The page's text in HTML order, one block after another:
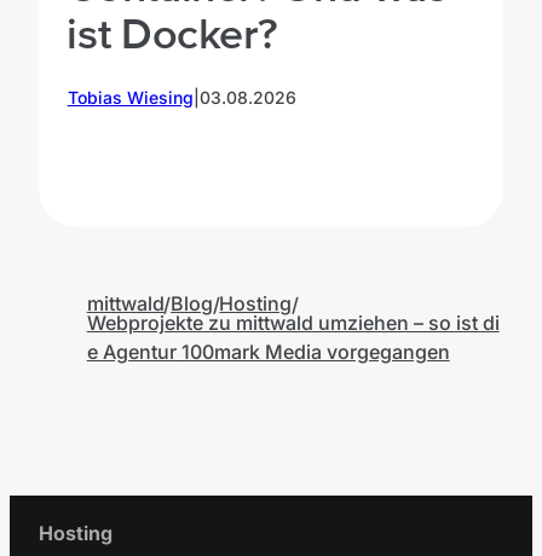
ist Docker?
Tobias Wiesing 03.08.2026
mittwald Blog Hosting
Webprojekte zu mittwald umziehen – so ist di
e Agentur 100mark Media vorgegangen
Hosting